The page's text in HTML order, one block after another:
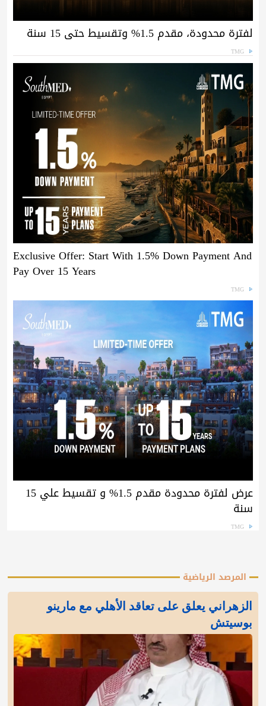
لفترة محدودة، مقدم 1.5% وتقسيط حتى 15 سنة
TMG
Exclusive Offer: Start With 1.5% Down Payment And
Pay Over 15 Years
TMG
عرض لفترة محدودة مقدم 1.5% و تقسيط علي 15
سنة
TMG
المرصد الرياضية
الزهراني يعلق على تعاقد الأهلي مع مارينو
بوسيتش